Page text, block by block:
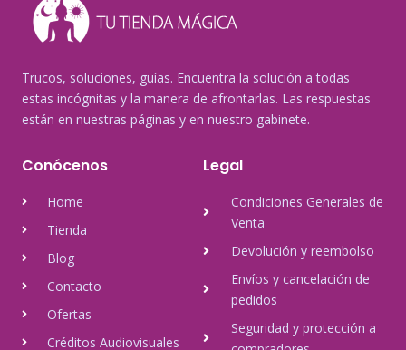
Trucos, soluciones, guías. Encuentra la solución a todas
estas incógnitas y la manera de afrontarlas. Las respuestas
están en nuestras páginas y en nuestro gabinete.
Conócenos
Home
Tienda
Blog
Contacto
Ofertas
Créditos Audiovisuales
Legal
Condiciones Generales de
Venta
Devolución y reembolso
Envíos y cancelación de
pedidos
Seguridad y protección a